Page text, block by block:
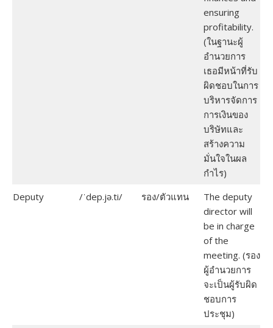
ensuring
profitability.
(ในฐานะผู้
อำนวยการ
เธอมีหน้าที่รับ
ผิดชอบในการ
บริหารจัดการ
การเงินของ
บริษัทและ
สร้างความ
มั่นใจในผล
กำไร)
Deputy
/ˈdep.jə.ti/ รอง/ตัวแทน
The deputy
director will
be in charge
of the
meeting. (รอง
ผู้อำนวยการ
จะเป็นผู้รับผิด
ชอบการ
ประชุม)